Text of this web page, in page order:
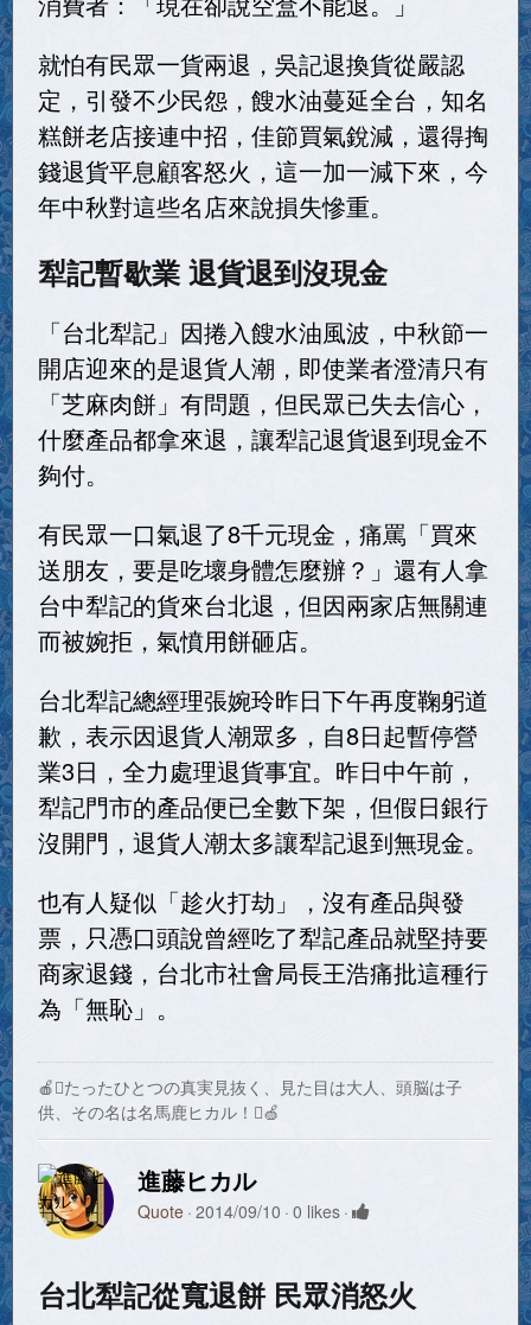
就怕有民眾一貨兩退，吳記退換貨從嚴認
定，引發不少民怨，餿水油蔓延全台，知名
糕餅老店接連中招，佳節買氣銳減，還得掏
錢退貨平息顧客怒火，這一加一減下來，今
年中秋對這些名店來說損失慘重。
犁記暫歇業 退貨退到沒現金
「台北犁記」因捲入餿水油風波，中秋節一
開店迎來的是退貨人潮，即使業者澄清只有
「芝麻肉餅」有問題，但民眾已失去信心，
什麼產品都拿來退，讓犁記退貨退到現金不
夠付。
有民眾一口氣退了8千元現金，痛罵「買來
送朋友，要是吃壞身體怎麼辦？」還有人拿
台中犁記的貨來台北退，但因兩家店無關連
而被婉拒，氣憤用餅砸店。
台北犁記總經理張婉玲昨日下午再度鞠躬道
歉，表示因退貨人潮眾多，自8日起暫停營
業3日，全力處理退貨事宜。昨日中午前，
犁記門市的產品便已全數下架，但假日銀行
沒開門，退貨人潮太多讓犁記退到無現金。
也有人疑似「趁火打劫」，沒有產品與發
票，只憑口頭說曾經吃了犁記產品就堅持要
商家退錢，台北市社會局長王浩痛批這種行
為「無恥」。
🍎たったひとつの真実見抜く、見た目は大人、頭脳は子
供、その名は名馬鹿ヒカル！🍏
進藤ヒカル
Quote 2014/09/10 0 likes
台北犁記從寬退餅 民眾消怒火